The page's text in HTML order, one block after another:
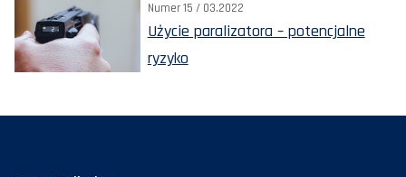
Numer 15 / 03.2022
Użycie paralizatora – potencjalne
ryzyko